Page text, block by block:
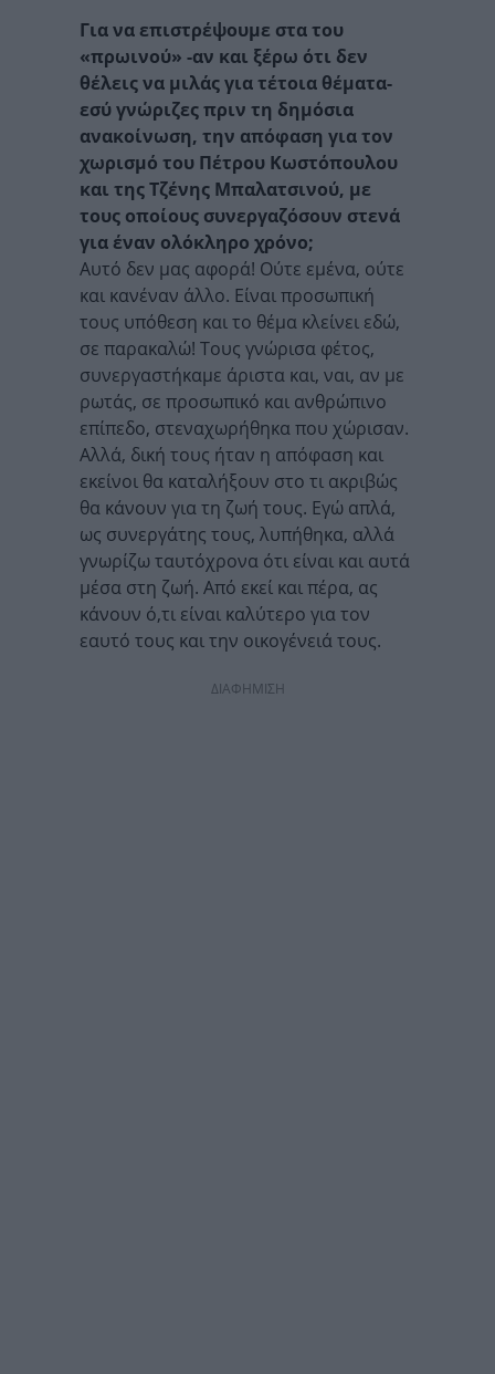
Για να επιστρέψουμε στα του
«πρωινού» -αν και ξέρω ότι δεν
θέλεις να μιλάς για τέτοια θέματα-
εσύ γνώριζες πριν τη δημόσια
ανακοίνωση, την απόφαση για τον
χωρισμό του Πέτρου Κωστόπουλου
και της Τζένης Μπαλατσινού, με
τους οποίους συνεργαζόσουν στενά
για έναν ολόκληρο χρόνο;
Αυτό δεν μας αφορά! Ούτε εμένα, ούτε
και κανέναν άλλο. Είναι προσωπική
τους υπόθεση και το θέμα κλείνει εδώ,
σε παρακαλώ! Τους γνώρισα φέτος,
συνεργαστήκαμε άριστα και, ναι, αν με
ρωτάς, σε προσωπικό και ανθρώπινο
επίπεδο, στεναχωρήθηκα που χώρισαν.
Αλλά, δική τους ήταν η απόφαση και
εκείνοι θα καταλήξουν στο τι ακριβώς
θα κάνουν για τη ζωή τους. Εγώ απλά,
ως συνεργάτης τους, λυπήθηκα, αλλά
γνωρίζω ταυτόχρονα ότι είναι και αυτά
μέσα στη ζωή. Από εκεί και πέρα, ας
κάνουν ό,τι είναι καλύτερο για τον
εαυτό τους και την οικογένειά τους.
ΔΙΑΦΗΜΙΣΗ